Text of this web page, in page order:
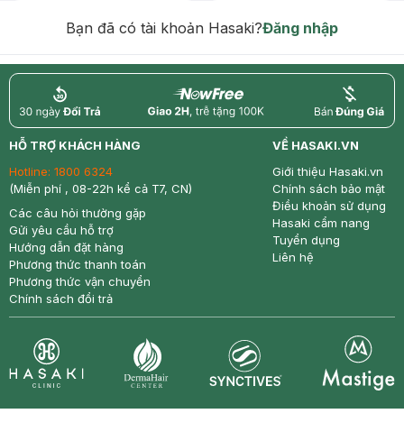
Bạn đã có tài khoản Hasaki?Đăng nhập
return nowfree price
HỖ TRỢ KHÁCH HÀNG
Hotline: 1800 6324
(Miễn phí , 08-22h kể cả T7, CN)
Các câu hỏi thường gặp
Gửi yêu cầu hỗ trợ
Hướng dẫn đặt hàng
Phương thức thanh toán
Phương thức vận chuyển
Chính sách đổi trả
VỀ HASAKI.VN
Giới thiệu Hasaki.vn
Chính sách bảo mật
Điều khoản sử dụng
Hasaki cẩm nang
Tuyển dụng
Liên hệ